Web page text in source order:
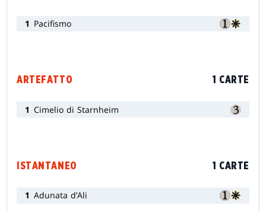
1 Pacifismo
ARTEFATTO 1 CARTE
1 Cimelio di Starnheim
ISTANTANEO 1 CARTE
1 Adunata d’Ali